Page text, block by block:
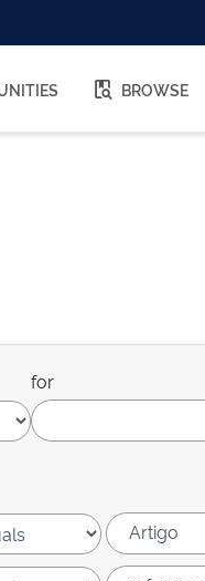
BROWSE
for